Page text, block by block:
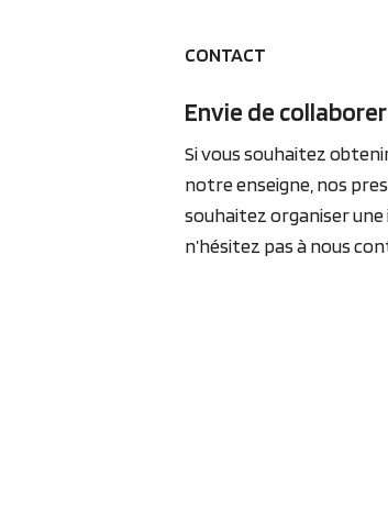
CONTACT
Envie de
Si vous souhaitez
notre enseigne, nos
souhaitez organiser
n’hésitez pas à nous